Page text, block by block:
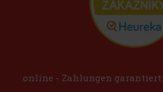
online - Zahlungen garantiert: